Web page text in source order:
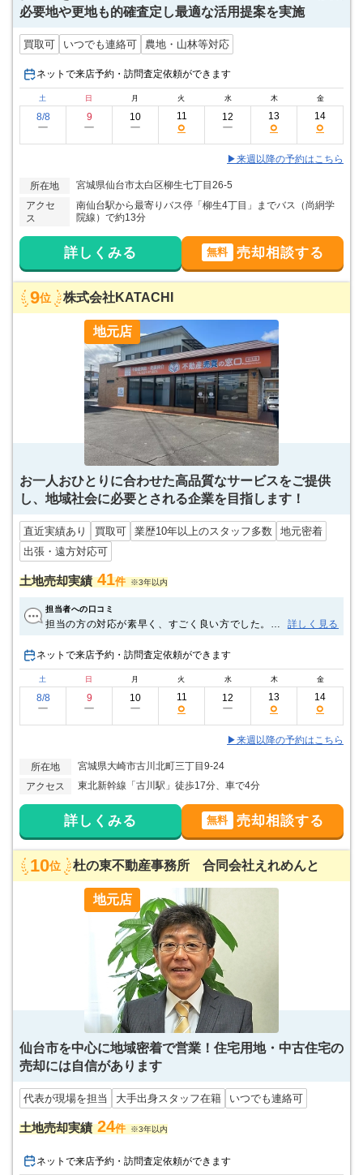
必要地や更地も的確査定し最適な活用提案を実施
買取可 いつでも連絡可 農地・山林等対応
ネットで来店予約・訪問査定依頼ができます
土 日 月 火 水 木 金
8/8
ー
9
ー
10
ー
11
○
12
ー
13
○
14
○
▶来週以降の予約はこちら
所在地
宮城県仙台市太白区柳生七丁目26-5
アクセ
ス
南仙台駅から最寄りバス停「柳生4丁目」までバス（尚絅学
院線）で約13分
詳しくみる 無料 売却相談する
9位 株式会社KATACHI
地元店
お一人おひとりに合わせた高品質なサービスをご提供
し、地域社会に必要とされる企業を目指します！
直近実績あり 買取可 業歴10年以上のスタッフ多数
地元密着
出張・遠方対応可
土地売却実績 41件 ※3年以内
担当者への口コミ
担当の方の対応が素早く、すごく良い方でした。気
詳しく見る
ネットで来店予約・訪問査定依頼ができます
土 日 月 火 水 木 金
8/8
ー
9
ー
10
ー
11
○
12
ー
13
○
14
○
▶来週以降の予約はこちら
所在地
宮城県大崎市古川北町三丁目9-24
アクセス
東北新幹線「古川駅」徒歩17分、車で4分
詳しくみる 無料 売却相談する
10位 杜の東不動産事務所 合同会社えれめんと
地元店
仙台市を中心に地域密着で営業！住宅用地・中古住宅の
売却には自信があります
代表が現場を担当 大手出身スタッフ在籍 いつでも連絡可
土地売却実績 24件 ※3年以内
ネットで来店予約・訪問査定依頼ができます